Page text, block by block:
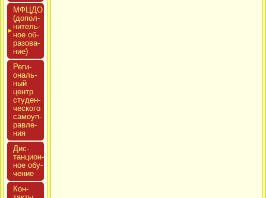
МФЦДО
(до­пол­
ни­тель­
ное об­
ра­зова­
ние)
Реги­
ональ­
ный
центр
сту­ден­
ческо­го
са­мо­уп­
равле­
ния
Дис­
танци­он­
ное обу­
чение
Кон­